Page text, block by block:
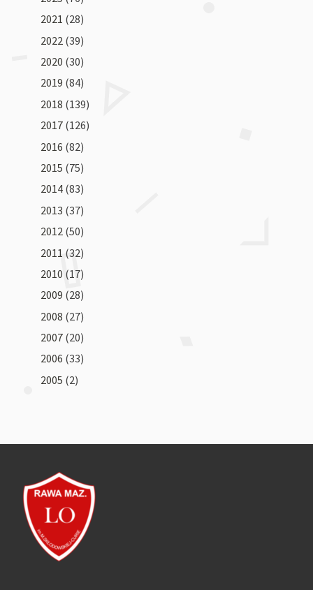
2021 (28)
2022 (39)
2020 (30)
2019 (84)
2018 (139)
2017 (126)
2016 (82)
2015 (75)
2014 (83)
2013 (37)
2012 (50)
2011 (32)
2010 (17)
2009 (28)
2008 (27)
2007 (20)
2006 (33)
2005 (2)